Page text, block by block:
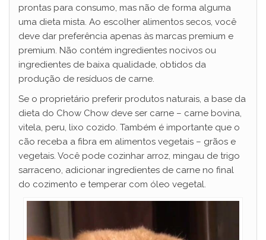
prontas para consumo, mas não de forma alguma
uma dieta mista. Ao escolher alimentos secos, você
deve dar preferência apenas às marcas premium e
premium. Não contém ingredientes nocivos ou
ingredientes de baixa qualidade, obtidos da
produção de resíduos de carne.
Se o proprietário preferir produtos naturais, a base da
dieta do Chow Chow deve ser carne – carne bovina,
vitela, peru, lixo cozido. Também é importante que o
cão receba a fibra em alimentos vegetais – grãos e
vegetais. Você pode cozinhar arroz, mingau de trigo
sarraceno, adicionar ingredientes de carne no final
do cozimento e temperar com óleo vegetal.